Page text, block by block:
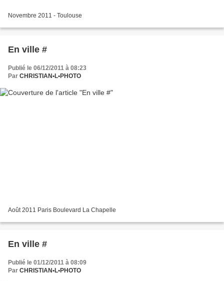
Novembre 2011 - Toulouse
En ville #
Publié le 06/12/2011 à 08:23
Par CHRISTIAN•L•PHOTO
Août 2011 Paris Boulevard La Chapelle
En ville #
Publié le 01/12/2011 à 08:09
Par CHRISTIAN•L•PHOTO